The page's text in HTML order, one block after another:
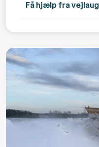
Få hjælp fra vejlaug